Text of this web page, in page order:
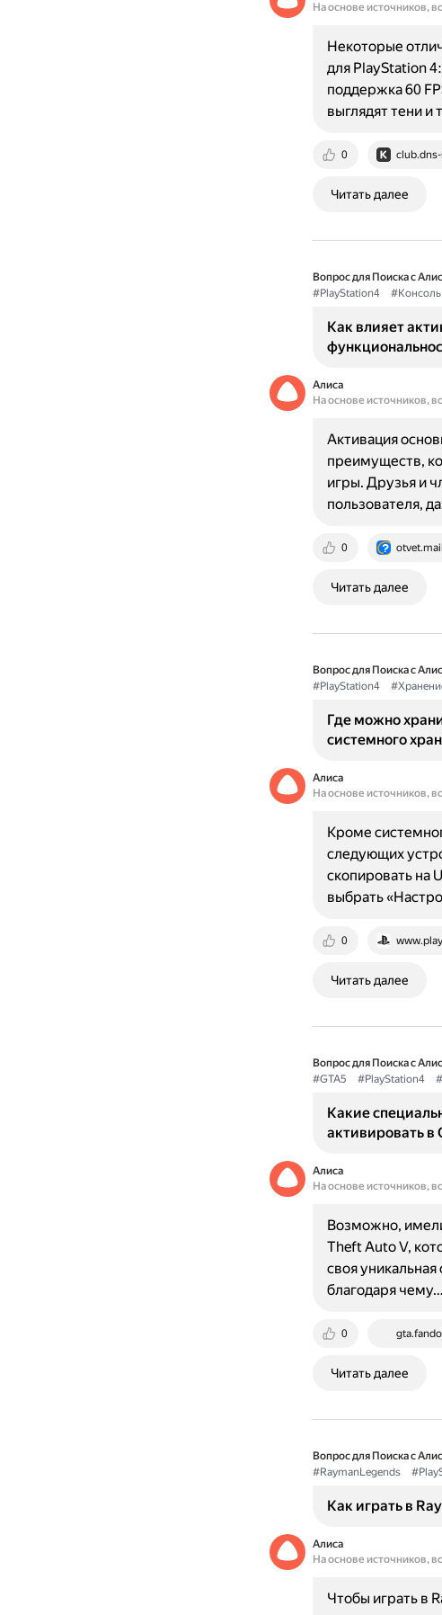
На основе источников,
0
Некоторые
для PlayStation
поддержка 60
выглядят тени и
Читать далее
Вопрос для Поиска с
#PlayStation4
#Консоль
Как влияет
Алиса
На основе источников,
0
Активация
преимуществ,
игры. Друзья и
пользователя,
Читать далее
Вопрос для Поиска с
#PlayStation4
Где можно
системного
Алиса
На основе источников,
0
Кроме
следующих
скопировать на
выбрать
Читать далее
Вопрос для Поиска с
#GTA5
#PlayStation4
Какие
активировать в
Алиса
На основе источников,
0
Возможно,
Theft Auto V,
своя
благодаря чему…
Читать далее
Вопрос для Поиска с
#RaymanLegends
Как играть в
Алиса
На основе источников,
Чтобы играть в